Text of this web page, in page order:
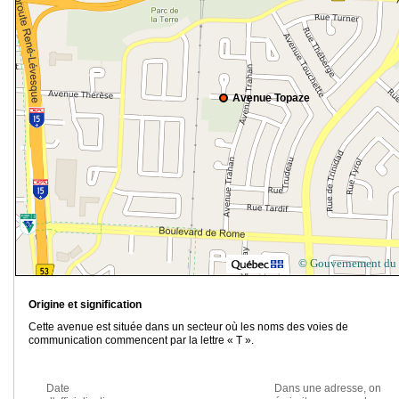
Avenue Topaze
© Gouvernement du
Origine et signification
Cette avenue est située dans un secteur où les noms des voies de
communication commencent par la lettre « T ».
Date
Dans une adresse, on